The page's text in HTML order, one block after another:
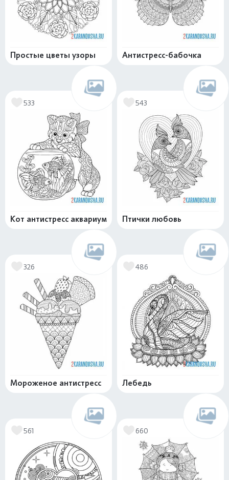
Простые цветы узоры Антистресс-бабочка
533
Кот антистресс аквариум
543
Птички любовь
326
Мороженое антистресс
486
Лебедь
561 660